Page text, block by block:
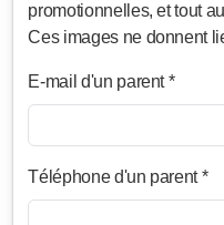
promotionnelles, et tout
Ces images ne donnent
E-mail d'un parent *
Téléphone d'un parent *